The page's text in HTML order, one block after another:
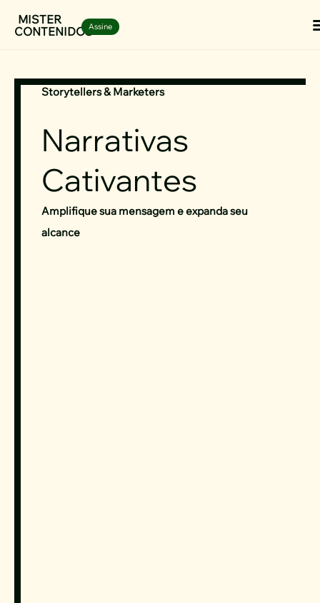
para
conteúdo
MISTER
CONTENIDOSAssine
Storytellers & Marketers
Narrativas
Cativantes
Amplifique sua mensagem e expanda seu
alcance